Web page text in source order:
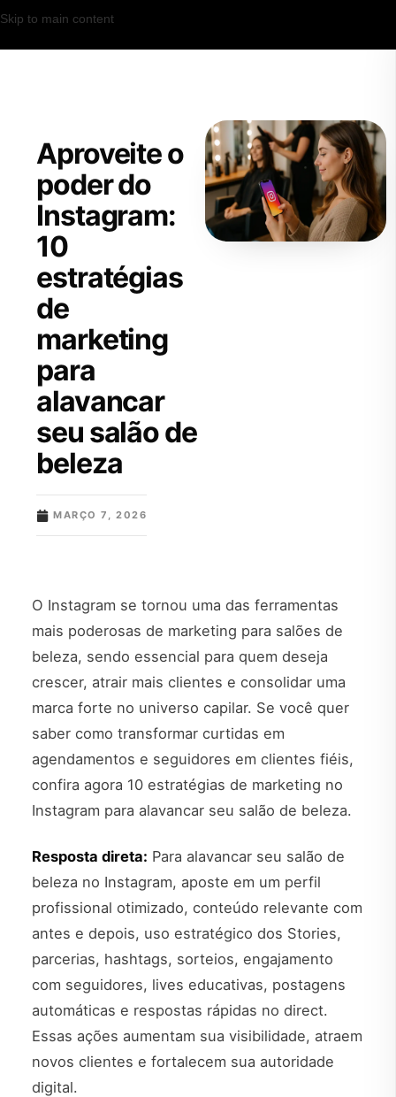
Skip to main content
Aproveite o
poder do
Instagram:
10
estratégias
de
marketing
para
alavancar
seu salão de
beleza
MARÇO 7, 2026
O Instagram se tornou uma das ferramentas
mais poderosas de marketing para salões de
beleza, sendo essencial para quem deseja
crescer, atrair mais clientes e consolidar uma
marca forte no universo capilar. Se você quer
saber como transformar curtidas em
agendamentos e seguidores em clientes fiéis,
confira agora 10 estratégias de marketing no
Instagram para alavancar seu salão de beleza.
Resposta direta: Para alavancar seu salão de
beleza no Instagram, aposte em um perfil
profissional otimizado, conteúdo relevante com
antes e depois, uso estratégico dos Stories,
parcerias, hashtags, sorteios, engajamento
com seguidores, lives educativas, postagens
automáticas e respostas rápidas no direct.
Essas ações aumentam sua visibilidade, atraem
novos clientes e fortalecem sua autoridade
digital.